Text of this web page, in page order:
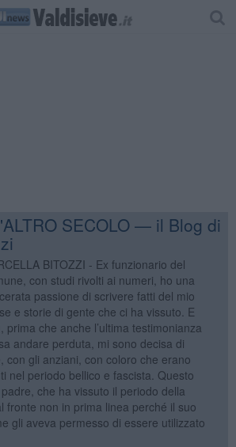
SECOLO — il Blog di
BITOZZI - Ex funzionario del
con studi rivolti ai numeri, ho una
passione di scrivere fatti del mio
e storie di gente che ci ha vissuto. E
prima che anche l’ultima testimonianza
andare perduta, mi sono decisa di
con gli anziani, con coloro che erano
nel periodo bellico e fascista. Questo
che ha vissuto il periodo della
fronte non in prima linea perché il suo
gli aveva permesso di essere utilizzato